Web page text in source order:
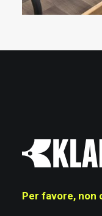
Per favore, non